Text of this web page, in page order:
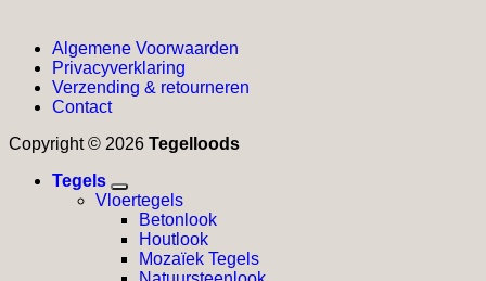
Algemene Voorwaarden
Privacyverklaring
Verzending & retourneren
Contact
Copyright © 2026 Tegelloods
Tegels
Vloertegels
Betonlook
Houtlook
Mozaïek Tegels